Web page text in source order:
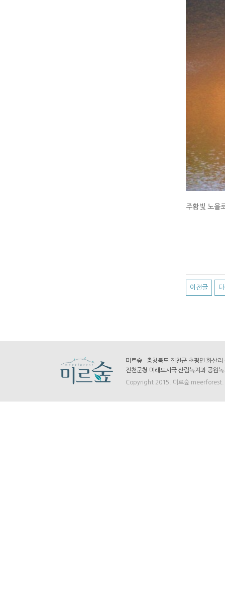
주황빛 노을
이전글
미르숲 충청북도 진천군 초평면 화
진천군청 미래도시국 산림녹지과 공
Copyright 2015. 미르숲